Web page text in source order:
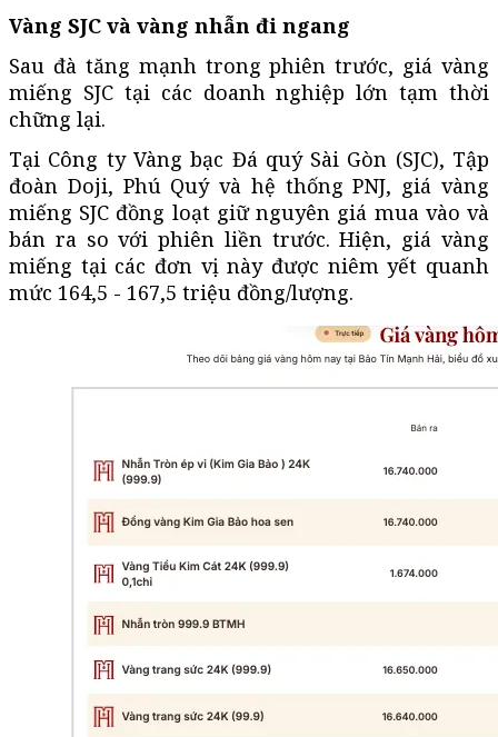
Vàng SJC và vàng nhẫn đi ngang
Sau đà tăng mạnh trong phiên trước, giá vàng
miếng SJC tại các doanh nghiệp lớn tạm thời
chững lại.
Tại Công ty Vàng bạc Đá quý Sài Gòn (SJC), Tập
đoàn Doji, Phú Quý và hệ thống PNJ, giá vàng
miếng SJC đồng loạt giữ nguyên giá mua vào và
bán ra so với phiên liền trước. Hiện, giá vàng
miếng tại các đơn vị này được niêm yết quanh
mức 164,5 - 167,5 triệu đồng/lượng.